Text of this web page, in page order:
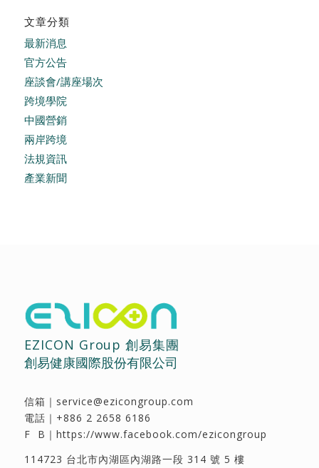
文章分類
最新消息
官方公告
座談會/講座場次
跨境學院
中國營銷
兩岸跨境
法規資訊
產業新聞
EZICON Group 創易集團
創易健康國際股份有限公司
信箱｜ service@ezicongroup.com
電話｜ +886 2 2658 6186
F B｜ https://www.facebook.com/ezicongroup
114723 台北市內湖區內湖路一段 314 號 5 樓